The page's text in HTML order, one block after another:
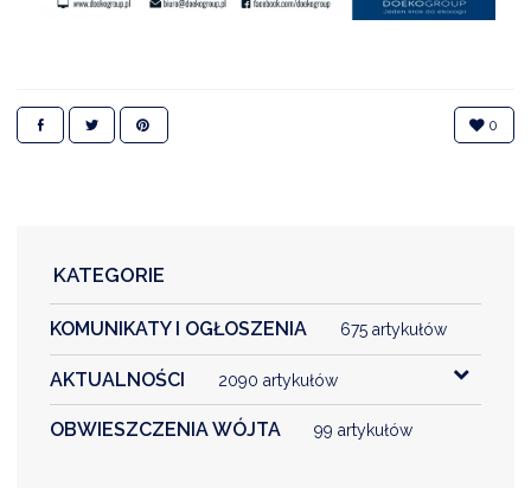
0
KATEGORIE
KOMUNIKATY I OGŁOSZENIA 675 artykułów
AKTUALNOŚCI 2090 artykułów
OBWIESZCZENIA WÓJTA 99 artykułów